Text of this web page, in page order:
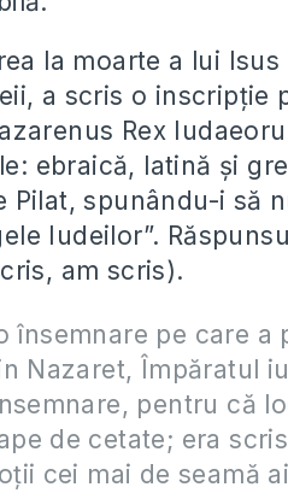
la moarte a lui
a scris o inscripţie
Rex
ebraică, latină şi
spunându-i să
Iudeilor”.
am scris).
însemnare pe care
Nazaret, Împăratul
pentru că
de cetate; era
cei mai de seamă